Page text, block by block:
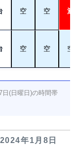
空 空 満
空 空 空
日(日曜日)の時間帯
年1月8日